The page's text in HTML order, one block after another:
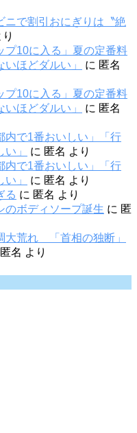
で割引おにぎりは〝絶
り
プ10に入る」夏の定番料
ほどダルい」
に 匿名
プ10に入る」夏の定番料
ほどダルい」
に 匿名
内で1番おいしい」「行
」
に 匿名 より
内で1番おいしい」「行
」
に 匿名 より
る に 匿名 より
のボディソープ誕生 に 匿
大荒れ 「首相の独断」
匿名 より